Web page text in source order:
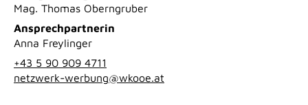
Mag. Thomas Oberngruber
Ansprechpartnerin
Anna Freylinger
+43 5 90 909 4711
netzwerk-werbung@wkooe.at